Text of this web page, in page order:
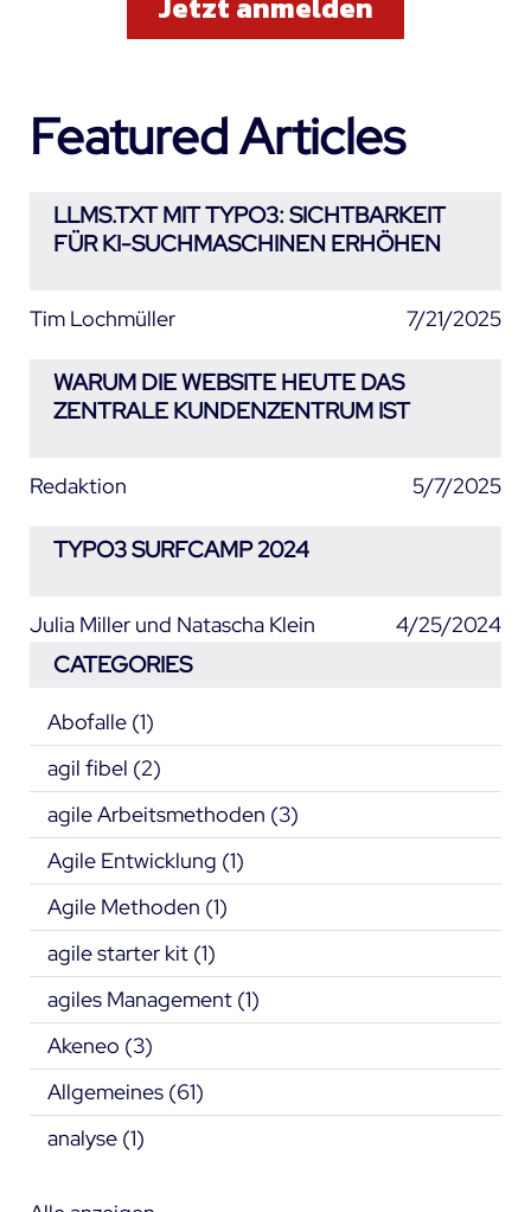
Featured Articles
LLMS.TXT MIT TYPO3: SICHTBARKEIT
FÜR KI-SUCHMASCHINEN ERHÖHEN
Tim Lochmüller 7/21/2025
WARUM DIE WEBSITE HEUTE DAS
ZENTRALE KUNDENZENTRUM IST
Redaktion 5/7/2025
TYPO3 SURFCAMP 2024
Julia Miller und Natascha Klein 4/25/2024
CATEGORIES
Abofalle (1)
agil fibel (2)
agile Arbeitsmethoden (3)
Agile Entwicklung (1)
Agile Methoden (1)
agile starter kit (1)
agiles Management (1)
Akeneo (3)
Allgemeines (61)
analyse (1)